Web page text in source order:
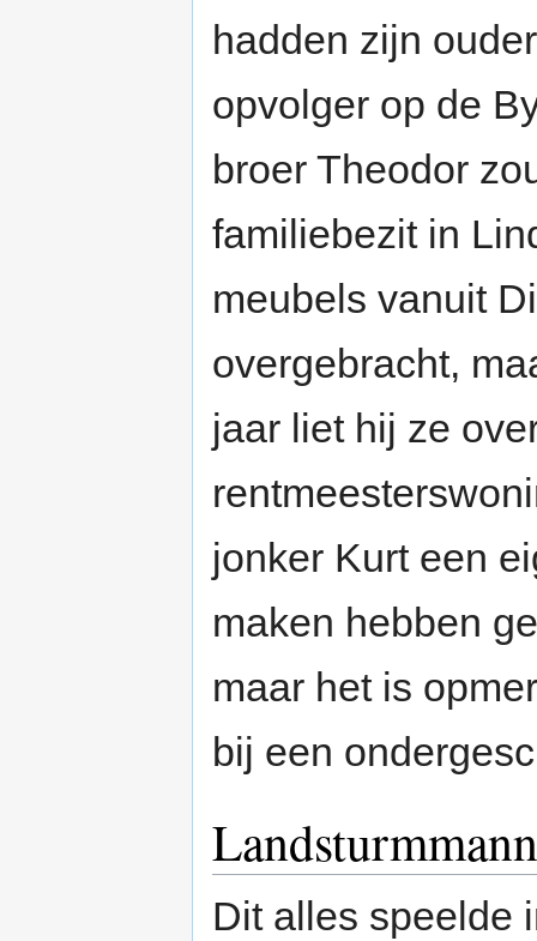
hadden zijn
opvolger op de
broer Theodor
familiebezit in
meubels vanuit
overgebracht,
jaar liet hij ze
jonker Kurt een
maken hebben
maar het is
bij een
Dit alles speelde